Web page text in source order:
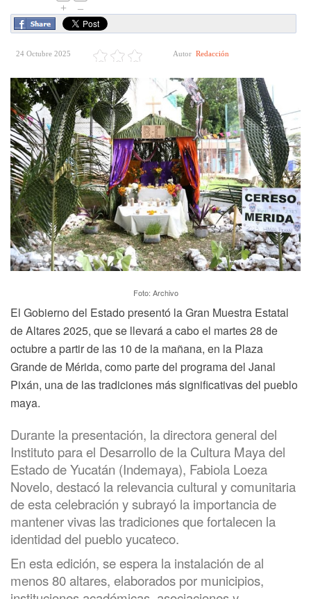
+ –
24 Octubre 2025 Autor Redacción
Foto: Archivo
El Gobierno del Estado presentó la Gran Muestra Estatal
de Altares 2025, que se llevará a cabo el martes 28 de
octubre a partir de las 10 de la mañana, en la Plaza
Grande de Mérida, como parte del programa del Janal
Pixán, una de las tradiciones más significativas del pueblo
maya.
Durante la presentación, la directora general del
Instituto para el Desarrollo de la Cultura Maya del
Estado de Yucatán (Indemaya), Fabiola Loeza
Novelo, destacó la relevancia cultural y comunitaria
de esta celebración y subrayó la importancia de
mantener vivas las tradiciones que fortalecen la
identidad del pueblo yucateco.
En esta edición, se espera la instalación de al
menos 80 altares, elaborados por municipios,